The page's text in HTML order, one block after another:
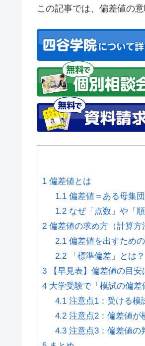
この記事では、偏差値の
1 偏差値とは
1.1偏差値＝ある母集
1.2なぜ「点数」や「
2 偏差値の求め方（計算方
2.1偏差値を出すため
2.2「標準偏差」とは？
3 【早見表】偏差値の目
4 大学受験で「模試の偏
4.1注意点1：受ける模
4.2注意点2：偏差値が
4.3注意点3：偏差値の